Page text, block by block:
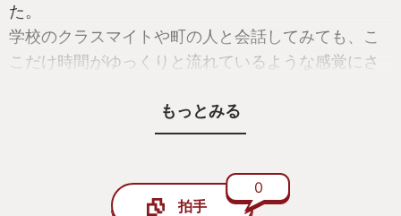
た。
学校のクラスマイトや町の人と会話してみても、こ
こだけ時間がゆっくりと流れているような感覚にさ
ひょんなことから人の心の中に入る込める特殊能力
異なり、とても特徴的て魅力的な世界が広がってい
もっとみる
拍手
0